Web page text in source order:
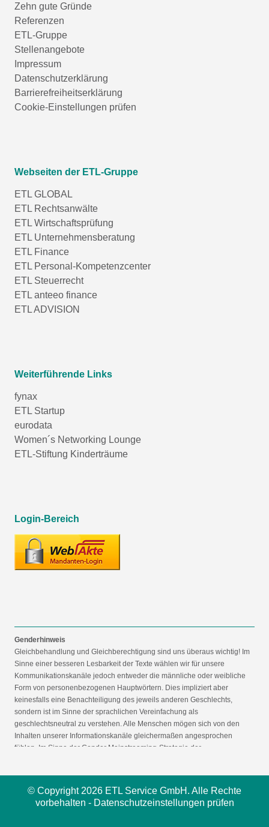
Zehn gute Gründe
Referenzen
ETL-Gruppe
Stellenangebote
Impressum
Datenschutzerklärung
Barrierefreiheitserklärung
Cookie-Einstellungen prüfen
Webseiten der ETL-Gruppe
ETL GLOBAL
ETL Rechtsanwälte
ETL Wirtschaftsprüfung
ETL Unternehmensberatung
ETL Finance
ETL Personal-Kompetenzcenter
ETL Steuerrecht
ETL anteeo finance
ETL ADVISION
Weiterführende Links
fynax
ETL Startup
eurodata
Women´s Networking Lounge
ETL-Stiftung Kinderträume
Login-Bereich
Genderhinweis
Gleichbehandlung und Gleichberechtigung sind uns überaus wichtig! Im
Sinne einer besseren Lesbarkeit der Texte wählen wir für unsere
Kommunikationskanäle jedoch entweder die männliche oder weibliche
Form von personenbezogenen Hauptwörtern. Dies impliziert aber
keinesfalls eine Benachteiligung des jeweils anderen Geschlechts,
sondern ist im Sinne der sprachlichen Vereinfachung als
geschlechtsneutral zu verstehen. Alle Menschen mögen sich von den
Inhalten unserer Informationskanäle gleichermaßen angesprochen
fühlen. Im Sinne der Gender Mainstreaming-Strategie der
© Copyright 2026 ETL Service GmbH. Alle Rechte
vorbehalten - Datenschutzeinstellungen prüfen